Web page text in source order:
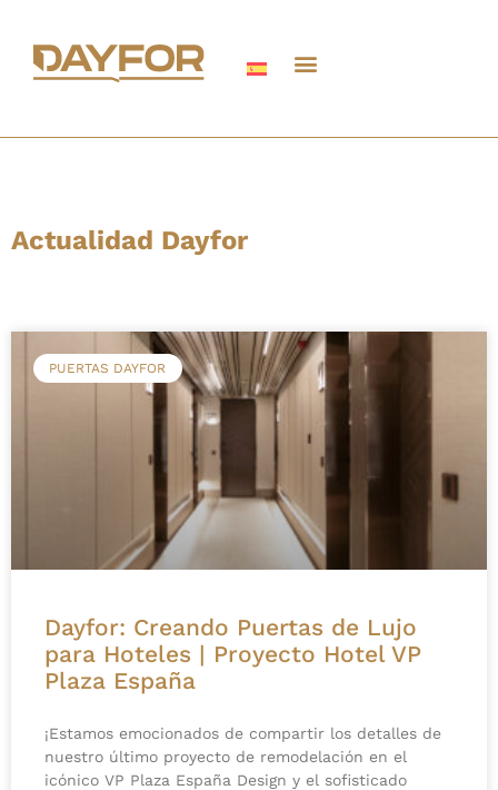
Actualidad Dayfor
PUERTAS DAYFOR
Dayfor: Creando Puertas de Lujo
para Hoteles | Proyecto Hotel VP
Plaza España
¡Estamos emocionados de compartir los detalles de
nuestro último proyecto de remodelación en el
icónico VP Plaza España Design y el sofisticado